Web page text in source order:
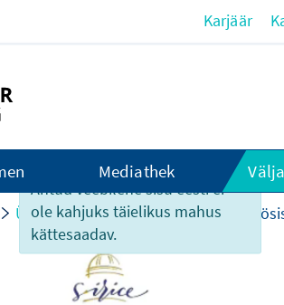
Antud veebilehe sisu eesti ei
ole kahjuks täielikus mahus
kättesaadav.
Karjäär
Mediathek
Ürituste infomaterjalid Die